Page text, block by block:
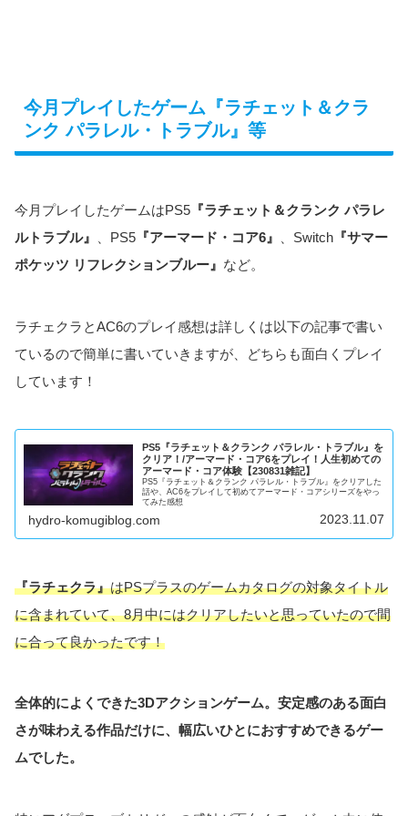
今月プレイしたゲーム『ラチェット＆クラ
ンク パラレル・トラブル』等
今月プレイしたゲームはPS5 『ラチェット＆クランク パラレ
ルトラブル』
、PS5 『アーマード・コア6』 、Switch 『サマー
ポケッツ リフレクションブルー』 など。
ラチェクラとAC6のプレイ感想は詳しくは以下の記事で書い
ているので簡単に書いていきますが、どちらも面白くプレイ
しています！
PS5『ラチェット＆クランク パラレル・トラブル』を
クリア！/アーマード・コア6をプレイ！人生初めての
アーマード・コア体験【230831雑記】
PS5『ラチェット＆クランク パラレル・トラブル』をクリアした
話や、AC6をプレイして初めてアーマード・コアシリーズをやっ
てみた感想
hydro-komugiblog.com 2023.11.07
『ラチェクラ』はPSプラスのゲームカタログの対象タイトル
に含まれていて、8月中にはクリアしたいと思っていたので間
に合って良かったです！
全体的によくできた3Dアクションゲーム。安定感のある面白
さが味わえる作品だけに、幅広いひとにおすすめできるゲー
ムでした。